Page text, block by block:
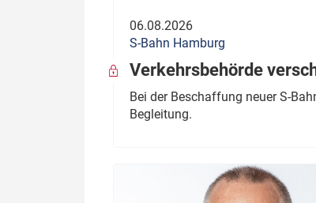
06.08.2026
S-Bahn Hamburg
Verkehrsbehörde
Bei der Beschaffung neuer S-
Begleitung.